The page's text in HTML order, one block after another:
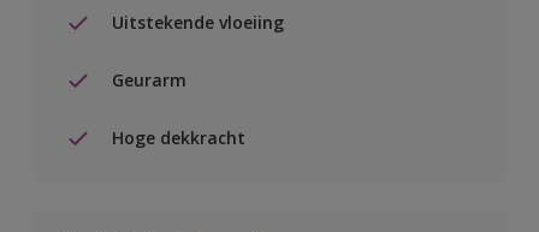
Uitstekende vloeiing
Geurarm
Hoge dekkracht